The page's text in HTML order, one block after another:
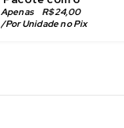
Apenas R$24,00
/Por Unidade no Pix